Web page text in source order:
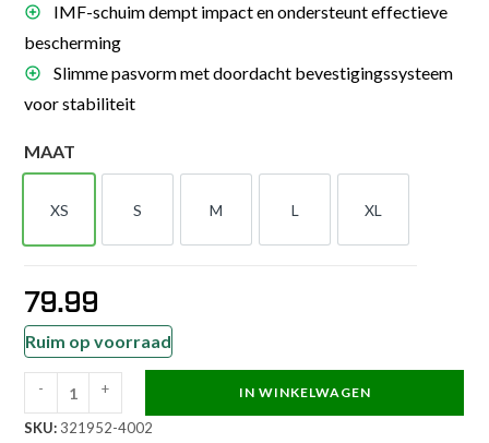
IMF-schuim dempt impact en ondersteunt effectieve
bescherming
Slimme pasvorm met doordacht bevestigingssysteem
voor stabiliteit
MAAT
XS
XS
S
S
M
M
L
L
XL
XL
79.99
Ruim op voorraad
TEN
- + IN WINKELWAGEN
SKU: 321952-4002